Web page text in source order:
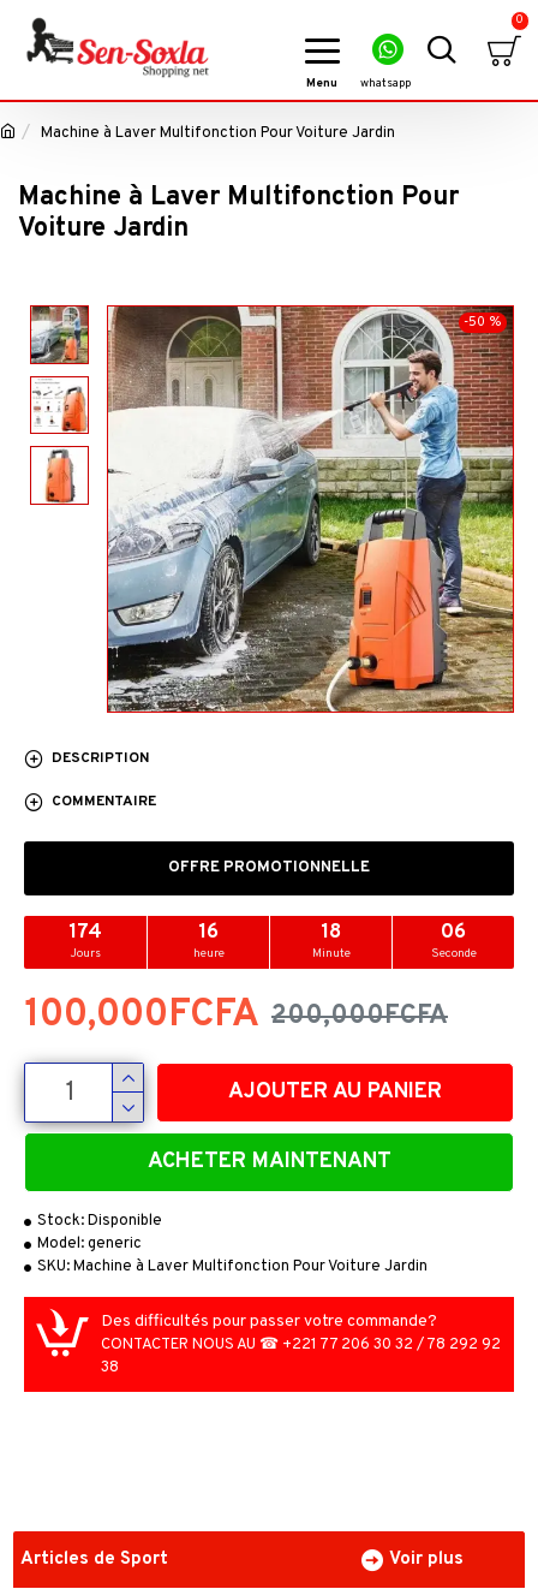
0
Machine à Laver Multifonction Pour Voiture Jardin
Machine à Laver Multifonction Pour
Voiture Jardin
-50 %
DESCRIPTION
COMMENTAIRE
Stock:Disponible
Model:generic
SKU:Machine à Laver Multifonction Pour Voiture Jardin
OFFRE PROMOTIONNELLE
174
Jours
16
heure
18
Minute
05
Seconde
100,000FCFA 200,000FCFA
AJOUTER AU PANIER
ACHETER MAINTENANT
Des difficultés pour passer votre commande?
CONTACTER NOUS AU ☎ +221 77 206 30 32 / 78 292 92
38
Articles de Sport Voir plus